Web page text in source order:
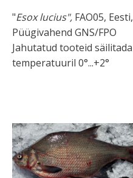
"Esox lucius", FAO05, Eesti,
Püügivahend GNS/FPO
Jahutatud tooteid säilitada
temperatuuril 0°...+2°